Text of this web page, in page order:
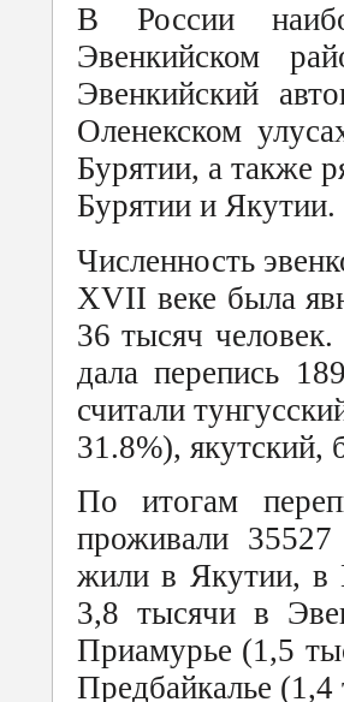
В России
Эвенкийском
Эвенкийский
Оленекском
Бурятии, а также
Бурятии и Якутии.
Численность
XVII веке была
36 тысяч
дала перепись
считали
31.8%), якутский,
По итогам
проживали
жили в Якутии, в
3,8 тысячи в
Приамурье (1,5
Предбайкалье (1,4